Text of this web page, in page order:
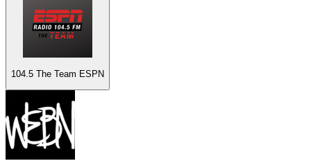
104.5 The Team ESPN